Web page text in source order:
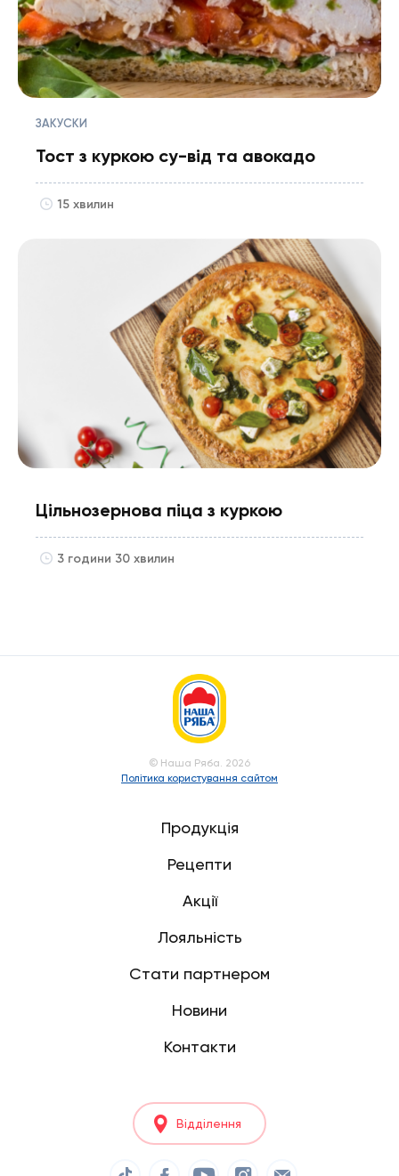
ЗАКУСКИ
Тост з куркою су-від та авокадо
15 хвилин
Цільнозернова піца з куркою
3 години 30 хвилин
© Наша Ряба. 2026
Політика користування сайтом
Продукція
Рецепти
Акції
Лояльність
Стати партнером
Новини
Контакти
Відділення